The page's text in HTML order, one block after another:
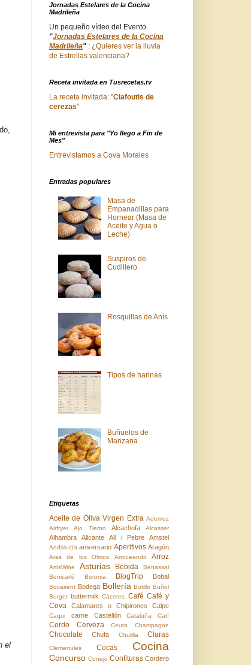
el
Jornadas Estelares de la Cocina
Madrileña
Un pequeño vídeo del Evento
"Jornadas Estelares de la Cocina
Madrileña" : ¿Quieres ver la lluvia
de Estrellas valenciana?
Receta invitada en Tusrecetas.tv
La receta invitada: "Clafoutis de
cerezas"
Mi entrevista para "Yo llego a Fin de
Mes"
Entrevistamos a Cova Morales
Entradas populares
Masa de
Empanadillas para
Hornear (Masa de
Aceite y Agua o
Leche)
Suspiros de
Cudillero
Rosquillas de Anís
Tipos de harinas
Buñuelos de
Manzana
Etiquetas
Aceite de Oliva Virgen Extra Ademuz
Airfryer
Ajo Tierno Alcachofa Alcasser
Alhambra Alicante All i Pebre Amstel
Andalucía aniversario Aperitivos Aragón
Aras de los Olmos Arroceando Arroz
ArtisWine Asturias Bebida
Benassal
Benicarló
Beronia BlogTrip Bobal
Bocairent Bodega Bollería Botillo Buñol
Burger buttermilk Cáceres Café Café y
Cova
Calamares o Chipirones Calpe
Caqui carne Castellón Cataluña Catí
Cerdo Cerveza Ceuta Champagne
Chocolate Chufa Chulilla Claras
Clemenules Cocas Cocina
Concurso Conejo Confituras Cordero